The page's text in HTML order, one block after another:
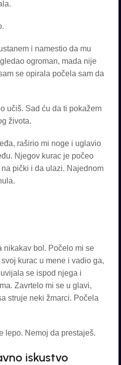
i namestio da mu
ogroman, mada nije
se opirala počela sam da
učiš. Sad ću da ti pokažem
života.
raširio mi noge i uglavio
Njegov kurac je počeo
pički i da ulazi. Najednom
nikakav bol. Počelo mi se
kurac u mene i vadio ga,
se ispod njega i
Zavrtelo mi se u glavi,
struje neki žmarci. Počela
lepo. Nemoj da prestaješ.
iskustvo